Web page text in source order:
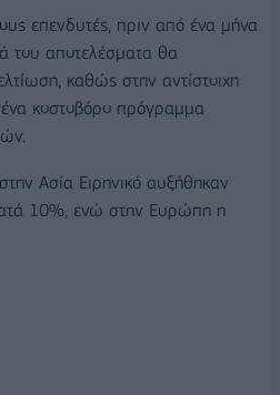
επενδυτές, πριν από ένα μήνα
του αποτελέσματα θα
καθώς στην αντίστοιχη
ένα κοστοβόρο πρόγραμμα
Ασία Ειρηνικό αυξήθηκαν
10%, ενώ στην Ευρώπη η